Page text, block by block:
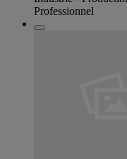
Professionnel